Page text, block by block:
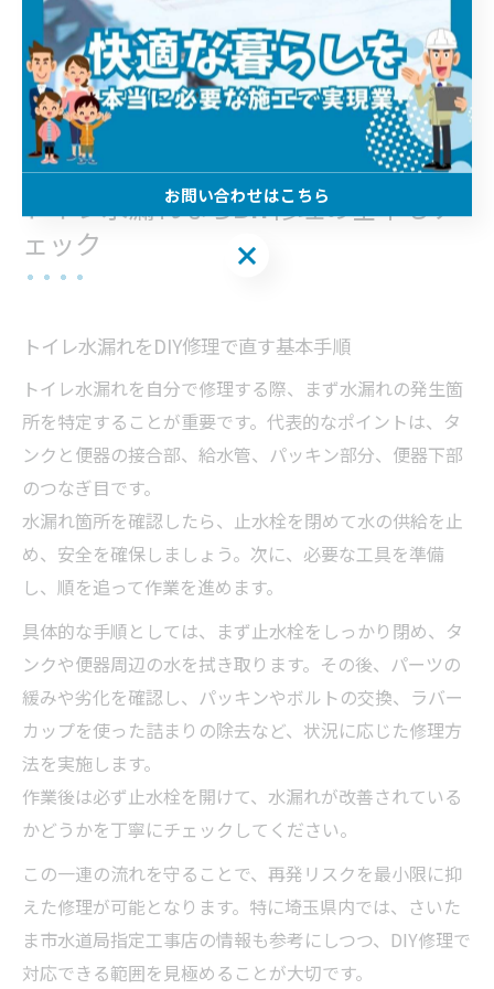
限られるため、異音や大規模な水漏れが再発した場合
は、早めに専門業者へ相談しましょう。実践例を活か
し、埼玉県でのトイレ水漏れトラブルを根本から解決す
ることが再発防止の鍵となります。
トイレ水漏れならDIY修理の基本もチ
ェック
トイレ水漏れをDIY修理で直す基本手順
トイレ水漏れを自分で修理する際、まず水漏れの発生箇
所を特定することが重要です。代表的なポイントは、タ
ンクと便器の接合部、給水管、パッキン部分、便器下部
のつなぎ目です。
水漏れ箇所を確認したら、止水栓を閉めて水の供給を止
め、安全を確保しましょう。次に、必要な工具を準備
し、順を追って作業を進めます。
具体的な手順としては、まず止水栓をしっかり閉め、タ
ンクや便器周辺の水を拭き取ります。その後、パーツの
緩みや劣化を確認し、パッキンやボルトの交換、ラバー
カップを使った詰まりの除去など、状況に応じた修理方
法を実施します。
作業後は必ず止水栓を開けて、水漏れが改善されている
かどうかを丁寧にチェックしてください。
この一連の流れを守ることで、再発リスクを最小限に抑
えた修理が可能となります。特に埼玉県内では、さいた
ま市水道局指定工事店の情報も参考にしつつ、DIY修理で
対応できる範囲を見極めることが大切です。
お問い合わせはこちら
お問い合わせはこちら